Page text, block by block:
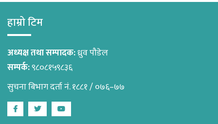
हाम्रो टिम
अध्यक्ष तथा सम्पादक:ध्रुव पौडेल
सम्पर्क:९८०८१५९८३६
सुचना बिभाग दर्ता नं. १८८१ / ०७६–७७
FacebookTwitterYoutube